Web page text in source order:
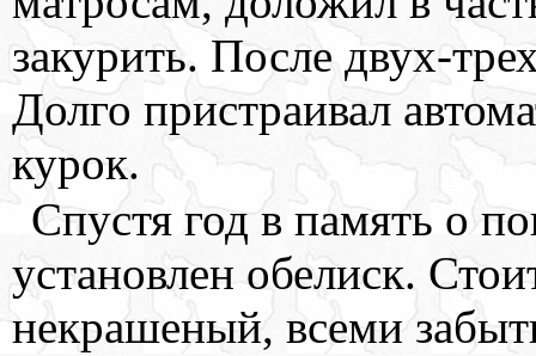
закурить. После двух-
Долго пристраивал
курок.
Спустя год в память о
установлен обелиск.
некрашеный, всеми